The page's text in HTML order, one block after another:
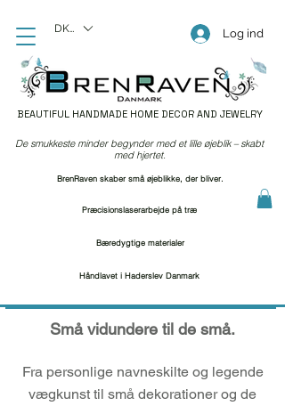
BEAUTIFUL HANDMADE HOME DECOR AND JEWELRY
Log ind
DKK (kr)
Præcisionslaserarbejde på træ
Bæredygtige materialer
Håndlavet i Haderslev Danmark
De smukkeste minder begynder med et lille øjeblik – skabt
med hjertet.
BrenRaven skaber små øjeblikke, der bliver.
Små vidundere til de små.
Fra personlige navneskilte og legende
vægkunst til små dekorationer og de